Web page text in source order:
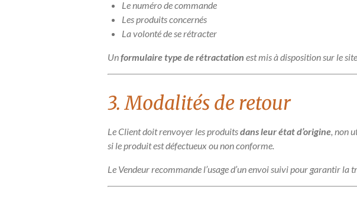
Le numéro de commande
Les produits concernés
La volonté de se rétracter
Unformulaire type de rétractation est mis à disposition sur le site
3. Modalités de retour
Le Client doit renvoyer les produitsdans leur état d’origine, non
si le produit est défectueux ou non conforme.
Le Vendeur recommande l’usage d’un envoi suivi pour garantir la